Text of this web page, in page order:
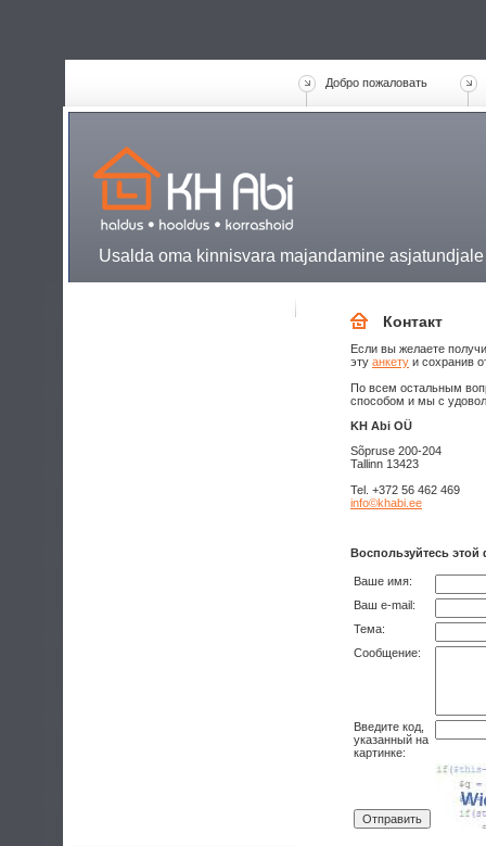
Добро пожаловать
Usalda oma kinnisvara majandamine asjatundjale
Контакт
Если вы желаете
эту анкету и сохранив
По всем остальным
способом и мы с
KH Abi OÜ
Sõpruse 200-204
Tallinn 13423
Tel. +372 56 462 469
info©khabi.ee
Воспользуйтесь
Ваше имя:
Ваш е-mail:
Тема:
Сообщение:
Введите код,
указанный на
картинке: